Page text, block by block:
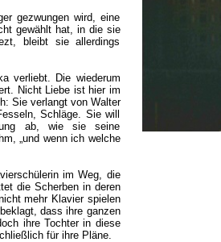
gezwungen wird, eine
gewählt hat, in die sie
bleibt sie allerdings
verliebt. Die wiederum
Nicht Liebe ist hier im
Sie verlangt von Walter
Schläge. Sie will
ab, wie sie seine
„und wenn ich welche
im Weg, die
die Scherben in deren
mehr Klavier spielen
dass ihre ganzen
ihre Tochter in diese
für ihre Pläne.